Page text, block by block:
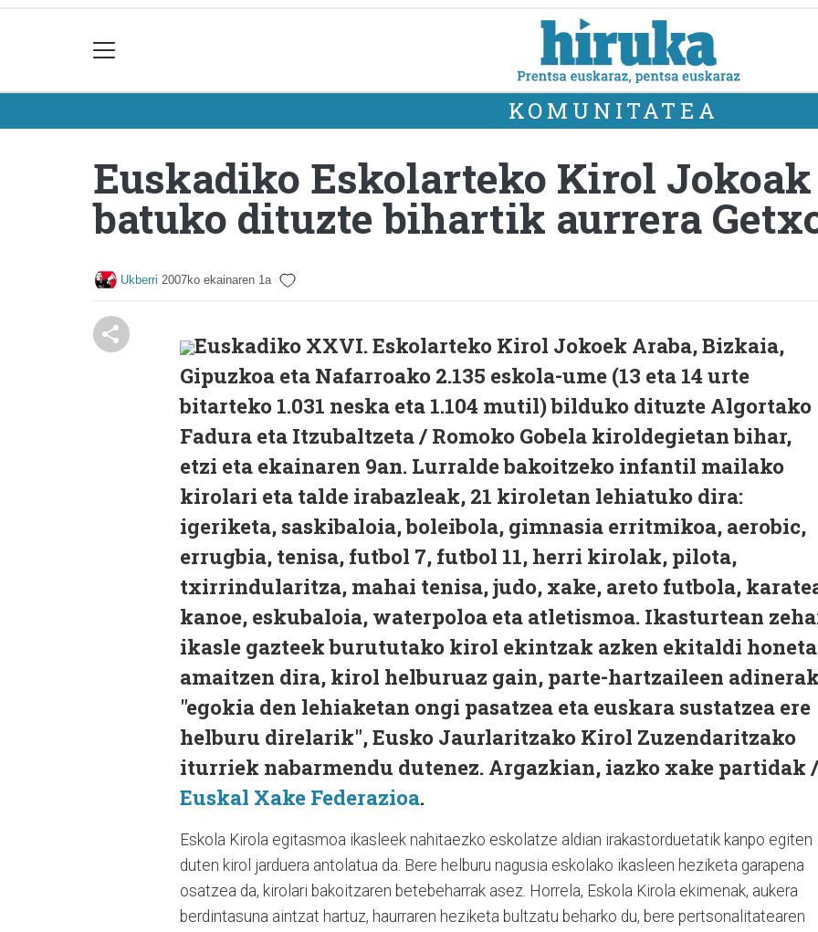
KOMUNITATEA
Euskadiko Eskolarteko Kirol Jokoak
batuko dituzte bihartik aurrera
Ukberri 2007ko ekainaren 1a
Euskadiko XXVI. Eskolarteko Kirol Jokoek Araba, Bizkaia,
Gipuzkoa eta Nafarroako 2.135 eskola-ume (13 eta 14 urte
bitarteko 1.031 neska eta 1.104 mutil) bilduko dituzte Algortako
Fadura eta Itzubaltzeta / Romoko Gobela kiroldegietan bihar,
etzi eta ekainaren 9an. Lurralde bakoitzeko infantil mailako
kirolari eta talde irabazleak, 21 kiroletan lehiatuko dira:
igeriketa, saskibaloia, boleibola, gimnasia erritmikoa, aerobic,
errugbia, tenisa, futbol 7, futbol 11, herri kirolak, pilota,
txirrindularitza, mahai tenisa, judo, xake, areto futbola,
kanoe, eskubaloia, waterpoloa eta atletismoa. Ikasturtean
ikasle gazteek burututako kirol ekintzak azken ekitaldi
amaitzen dira, kirol helburuaz gain, parte-hartzaileen
"egokia den lehiaketan ongi pasatzea eta euskara sustatzea ere
helburu direlarik", Eusko Jaurlaritzako Kirol Zuzendaritzako
iturriek nabarmendu dutenez. Argazkian, iazko xake partidak /
Euskal Xake Federazioa.
Eskola Kirola egitasmoa ikasleek nahitaezko eskolatze aldian irakastorduetatik kanpo egiten
duten kirol jarduera antolatua da. Bere helburu nagusia eskolako ikasleen heziketa garapena
osatzea da, kirolari bakoitzaren betebeharrak asez. Horrela, Eskola Kirola ekimenak, aukera
berdintasuna aintzat hartuz, haurraren heziketa bultzatu beharko du, bere pertsonalitatearen